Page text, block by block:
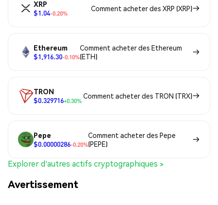
XRP
$1.04-0.20%
Comment acheter des XRP (XRP)
Ethereum
$1,916.30-0.10%
Comment acheter des Ethereum
(ETH)
TRON
$0.329716+0.30%
Comment acheter des TRON (TRX)
Pepe
$0.00000286-0.20%
Comment acheter des Pepe
(PEPE)
Explorer d'autres actifs cryptographiques >
Avertissement